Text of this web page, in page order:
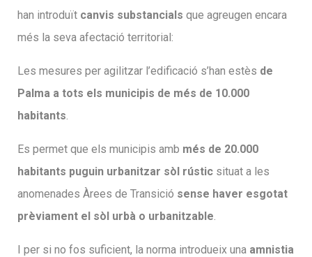
han introduït canvis substancials que agreugen encara
més la seva afectació territorial:
Les mesures per agilitzar l’edificació s’han estès de
Palma a tots els municipis de més de 10.000
habitants
Es permet que els municipis amb més de 20.000
habitants puguin urbanitzar sòl rústic situat a les
anomenades Àrees de Transició sense haver esgotat
prèviament el sòl urbà o urbanitzable
I per si no fos suficient, la norma introdueix una amnistia